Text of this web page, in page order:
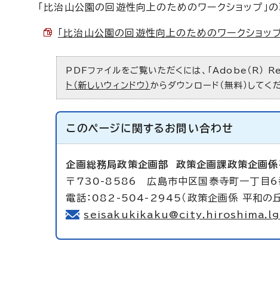
「比治山公園の回遊性向上のためのワークショップ
「比治山公園の回遊性向上のためのワークショ
PDFファイルをご覧いただくには、「Adobe（R）
ト（新しいウィンドウ） からダウンロード（無料）してく
このページに関する お問い合わせ
企画総務局政策企画部 政策企画課政策企画
〒730-8586 広島市中区国泰寺町一丁目6
電話：082-504-2945（政策企画係 平和の